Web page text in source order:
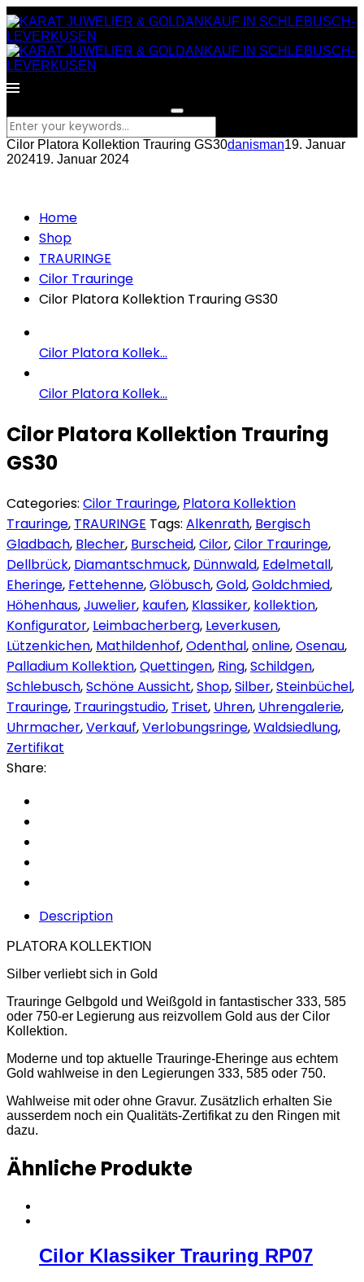
Cilor Platora Kollektion Trauring GS30danisman19. Januar
202419. Januar 2024
Home
Shop
TRAURINGE
Cilor Trauringe
Cilor Platora Kollektion Trauring GS30
Cilor Platora Kollek...
Cilor Platora Kollek...
Cilor Platora Kollektion Trauring
GS30
Categories: Cilor Trauringe, Platora Kollektion
Trauringe, TRAURINGE Tags: Alkenrath, Bergisch
Gladbach, Blecher, Burscheid,Cilor,Cilor Trauringe,
Dellbrück, Diamantschmuck, Dünnwald, Edelmetall,
Eheringe, Fettehenne,Glöbusch,Gold,Goldchmied,
Höhenhaus,Juwelier, kaufen, Klassiker, kollektion,
Konfigurator, Leimbacherberg, Leverkusen,
Lützenkichen, Mathildenhof,Odenthal,online,Osenau,
Palladium Kollektion,Quettingen, Ring,Schildgen,
Schlebusch,Schöne Aussicht,Shop,Silber,Steinbüchel,
Trauringe, Trauringstudio, Triset, Uhren, Uhrengalerie,
Uhrmacher,Verkauf,Verlobungsringe,Waldsiedlung,
Zertifikat
Share:
Description
PLATORA KOLLEKTION
Silber verliebt sich in Gold
Trauringe Gelbgold und Weißgold in fantastischer 333, 585
oder 750-er Legierung aus reizvollem Gold aus der Cilor
Kollektion.
Moderne und top aktuelle Trauringe-Eheringe aus echtem
Gold wahlweise in den Legierungen 333, 585 oder 750.
Wahlweise mit oder ohne Gravur. Zusätzlich erhalten Sie
ausserdem noch ein Qualitäts-Zertifikat zu den Ringen mit
dazu.
Ähnliche Produkte
Cilor Klassiker Trauring RP07